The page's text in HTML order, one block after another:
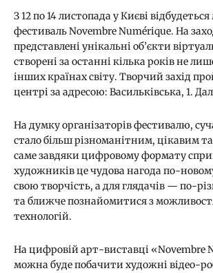
З 12 по 14 листопада у Києві
фестиваль Novembre Numérique. На
представлені унікальні об’єкти
створені за останні кілька років не
інших країнах світу. Творчий захід
центрі за адресою: Васильківська, 1.
На думку організаторів фестивалю,
стало більш різноманітним, цікавим
саме завдяки цифровому формату
художників це чудова нагода по-
свою творчість, а для глядачів — по-
та ближче познайомитися з
технологій.
На цифровій арт-виставці «Novembre
можна буде побачити художні відео-